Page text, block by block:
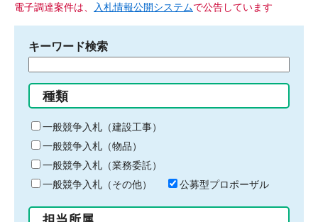
電子調達案件は、 入札情報公開システムで公告しています
キーワード検索
る
キ
ー
ワ
ー
ド
入
種類
一般競争入札（建設工事）
一般競争入札（物品）
一般競争入札（業務委託）
一般競争入札（その他）
公募型プロポーザル